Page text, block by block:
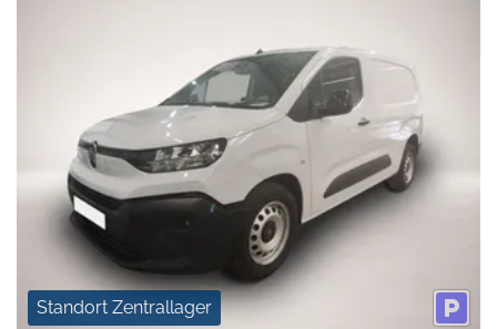
Standort Zentrallager